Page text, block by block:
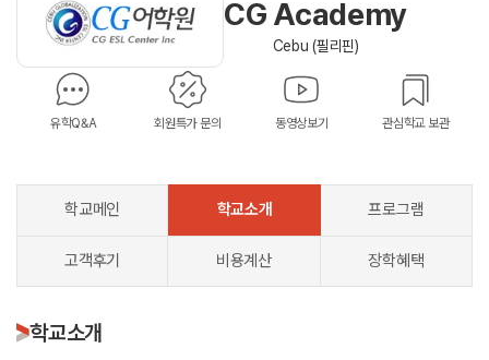
CG Academy
Cebu (필리핀)
유학Q&A 회원특가 문의 동영상보기 관심학교 보관
학교메인 학교소개 프로그램
고객후기 비용계산 장학혜택
학교소개